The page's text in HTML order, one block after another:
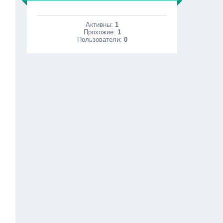
Активны:1
Прохожие: 1
Пользователи: 0